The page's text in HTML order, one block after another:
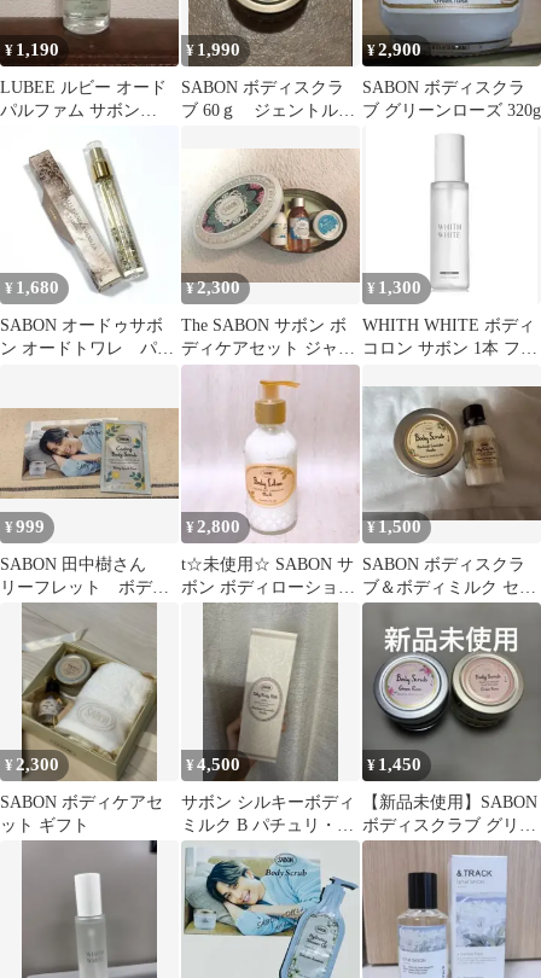
¥ 1,190
LUBEE ルビー オード
パルファム サボン
¥ 1,990
SABON ボディスクラ
ブ 60ｇ ジェントルマ
¥2,900
SABON ボディスクラ
ブ グリーンローズ 320g
¥ 1,680
SABON オードゥサボ
ン オードトワレ パチ
¥2,300
The SABON サボン ボ
ディケアセット ジャス
ミン シャワーオイル
¥ 1,300
WHITH WHITE ボディ
コロン サボン 1本 フィ
¥999
SABON 田中樹さん
リーフレット ボディ
スクラブサンプル付
¥2,800
t☆未使用☆ SABON サ
ボン ボディローション
ムスク 200mL
¥1,500
SABON ボディスクラ
ブ＆ボディミルク セッ
ト
¥ 2,300
SABON ボディケアセ
ット ギフト
¥4,500
サボン シルキーボディ
ミルク B パチュリ・ラ
ベンダー・バニラ200ml
¥ 1,450
【新品未使用】SABON
ボディスクラブ グリー
ンローズ 2個セット
新版 旧版